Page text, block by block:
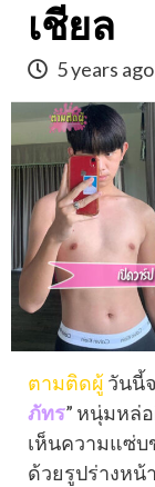
เชียล
5 years ago
ตามติดผู้วันนี้
ภัทร” หนุ่มหล่
เห็นความแซ่บ
ด้วยรูปร่างหน้